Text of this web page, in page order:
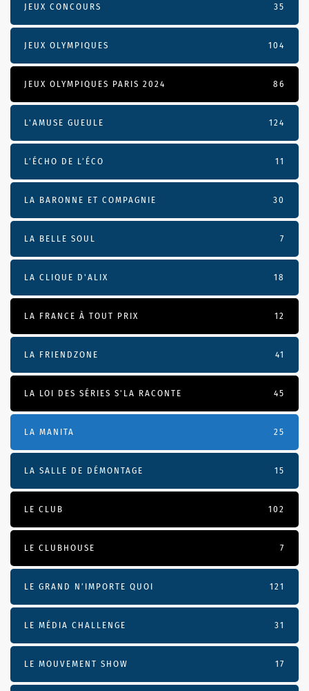
JEUX CONCOURS 35
JEUX OLYMPIQUES 104
JEUX OLYMPIQUES PARIS 2024 86
L'AMUSE GUEULE 124
L’ÉCHO DE L’ÉCO 11
LA BARONNE ET COMPAGNIE 30
LA BELLE SOUL 7
LA CLIQUE D'ALIX 18
LA FRANCE À TOUT PRIX 12
LA FRIENDZONE 41
LA LOI DES SÉRIES S'LA RACONTE 45
LA MANITA 25
LA SALLE DE DÉMONTAGE 15
LE CLUB 102
LE CLUBHOUSE 7
LE GRAND N’IMPORTE QUOI 121
LE MÉDIA CHALLENGE 31
LE MOUVEMENT SHOW 17